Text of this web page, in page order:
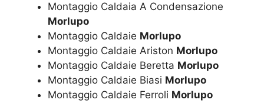
Montaggio Caldaia A Condensazione
Morlupo
Montaggio Caldaie Morlupo
Montaggio Caldaie Ariston Morlupo
Montaggio Caldaie Beretta Morlupo
Montaggio Caldaie Biasi Morlupo
Montaggio Caldaie Ferroli Morlupo